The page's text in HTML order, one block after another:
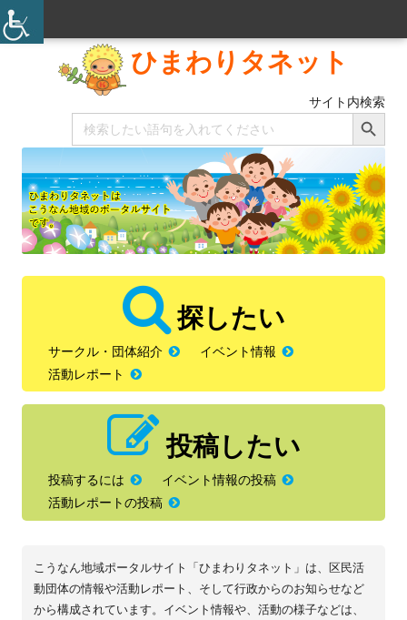
ひまわりタネット
サイト内検索
Search
for:
Search Button
探したい
サークル・団体紹介
イベント情報
活動レポート
投稿したい
投稿するには
イベント情報の投稿
活動レポートの投稿
こうなん地域ポータルサイト「ひまわりタネット」は、区民活
動団体の情報や活動レポート、そして行政からのお知らせなど
から構成されています。イベント情報や、活動の様子などは、